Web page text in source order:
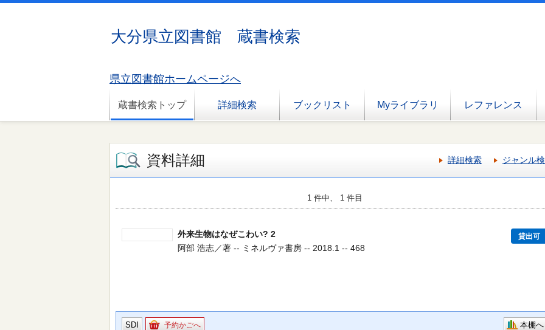
大分県立図書館 蔵書検索
県立図書館ホームページへ
蔵書検索トップ 詳細検索 ブックリスト Myライブラリ レファレンス
資料詳細 詳細検索 ジャンル
1 件中、 1 件目
外来生物はなぜこわい? 2 貸出可
阿部 浩志／著 -- ミネルヴァ書房 -- 2018.1 -- 468
SDI 予約かごへ 本棚へ